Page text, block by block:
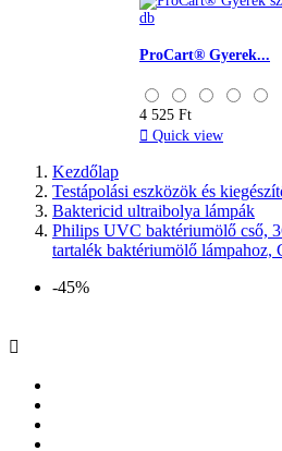
ProCart® Gyerek...
4 525 Ft
 Quick view
Kezdőlap
Testápolási eszközök és
Baktericid ultraibolya lámpák
Philips UVC baktériumölő cső,
tartalék baktériumölő lámpahoz,
-45%
